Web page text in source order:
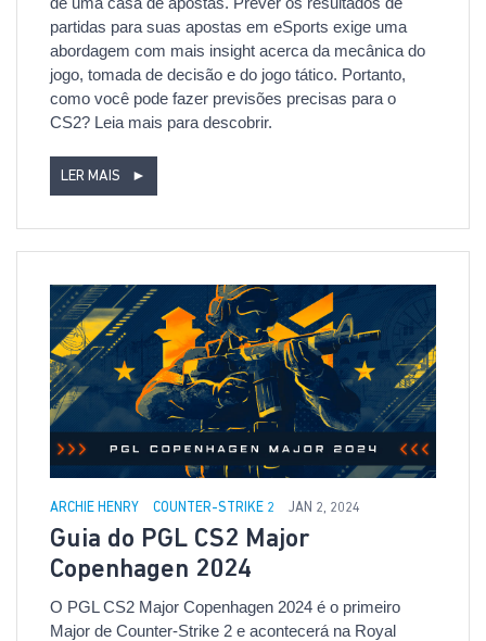
partidas para suas apostas em eSports exige uma
abordagem com mais insight acerca da mecânica do
jogo, tomada de decisão e do jogo tático. Portanto,
como você pode fazer previsões precisas para o
CS2? Leia mais para descobrir.
LER MAIS ►
ARCHIE HENRY COUNTER-STRIKE 2 JAN 2, 2024
Guia do PGL CS2 Major
Copenhagen 2024
O PGL CS2 Major Copenhagen 2024 é o primeiro
Major de Counter-Strike 2 e acontecerá na Royal